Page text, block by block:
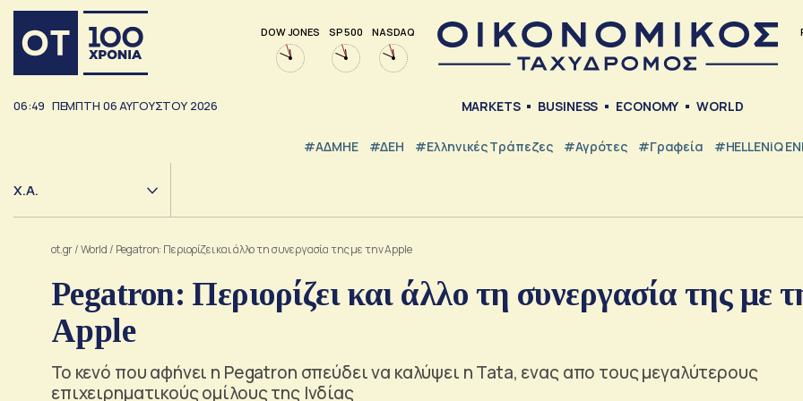
DOW JONES SP 500 NASDAQ
06:49 ΠΕΜΠΤΗ 06ΑΥΓΟΥΣΤΟΥ 2026 MARKETS BUSINESS ECONOMY WORLD
#ΑΔΜΗΕ #ΔΕΗ #ελληνικές Τράπεζες #Αγρότες #Γραφεία #HELLENiQ
Χ.Α.
ot.gr/World / Pegatron: Περιορίζει και άλλο τη συνεργασία της με την Apple
Pegatron: Περιορίζει και άλλο τη συνεργασία της με
Apple
Το κενό που αφήνει η Pegatron σπεύδει να καλύψει η Tata, ενας απο τους μεγαλύτερους
επιχειρηματικούς ομίλους της Ινδίας